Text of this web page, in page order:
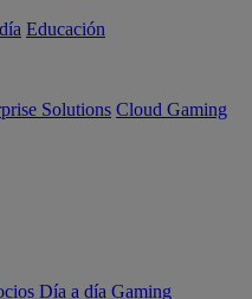
Educación
Solutions Cloud Gaming
Día a día Gaming